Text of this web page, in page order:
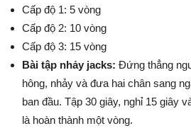
Cấp độ 1: 5 vòng
Cấp độ 2: 10 vòng
Cấp độ 3: 15 vòng
Bài tập nhảy jacks: Đứng thẳng
hông, nhảy và đưa hai chân sang
ban đầu. Tập 30 giây, nghỉ 15 giây
là hoàn thành một vòng.